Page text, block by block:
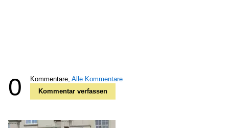
0 Kommentare, Alle Kommentare
Kommentar verfassen